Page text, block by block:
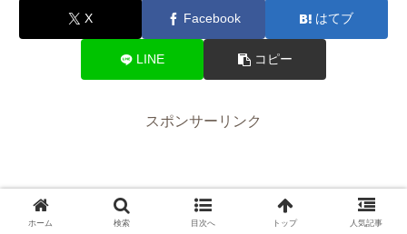
X Facebook はてブ
LINE コピー
スポンサーリンク
ホーム 検索 目次へ トップ 人気記事